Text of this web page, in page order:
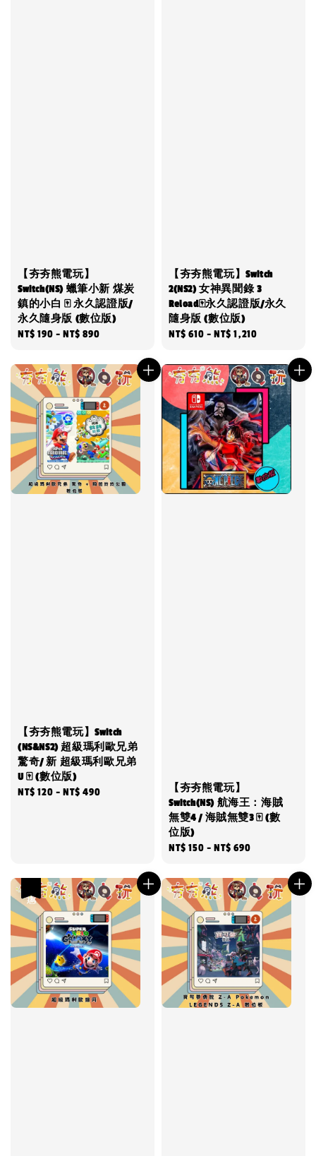
【夯夯熊電玩】
Switch(NS) 蠟筆小新 煤炭
鎮的小白 🀄 永久認證版/
永久隨身版 (數位版)
Regular
NT$ 190 -NT$ 890
【夯夯熊電玩】Switch
2(NS2) 女神異聞錄 3
Reload🀄永久認證版/永久
隨身版 (數位版)
Regular
NT$ 610 -NT$ 1,210
【夯夯熊電玩】Switch
(NS&NS2) 超級瑪利歐兄弟
驚奇/ 新 超級瑪利歐兄弟
U 🀄 (數位版)
Regular
NT$ 120 -NT$ 490
【夯夯熊電玩】
Switch(NS) 航海王：海賊
無雙4 / 海賊無雙3 🀄 (數
位版)
Regular
NT$ 150 -NT$ 690